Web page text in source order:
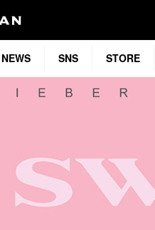
NEWS SNS STORE